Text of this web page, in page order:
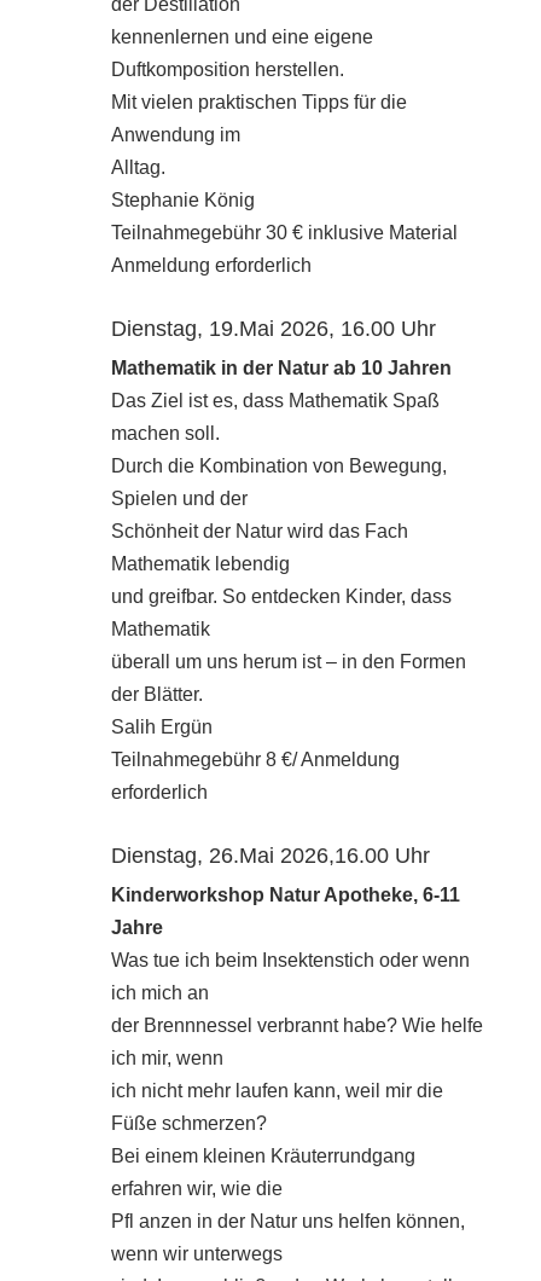
der Destillation
kennenlernen und eine eigene
Duftkomposition herstellen.
Mit vielen praktischen Tipps für die
Anwendung im
Alltag.
Stephanie König
Teilnahmegebühr 30 € inklusive Material
Anmeldung erforderlich
Dienstag, 19.Mai 2026, 16.00 Uhr
Mathematik in der Natur ab 10 Jahren
Das Ziel ist es, dass Mathematik Spaß
machen soll.
Durch die Kombination von Bewegung,
Spielen und der
Schönheit der Natur wird das Fach
Mathematik lebendig
und greifbar. So entdecken Kinder, dass
Mathematik
überall um uns herum ist – in den Formen
der Blätter.
Salih Ergün
Teilnahmegebühr 8 €/ Anmeldung
erforderlich
Dienstag, 26.Mai 2026,16.00 Uhr
Kinderworkshop Natur Apotheke, 6-11
Jahre
Was tue ich beim Insektenstich oder wenn
ich mich an
der Brennnessel verbrannt habe? Wie helfe
ich mir, wenn
ich nicht mehr laufen kann, weil mir die
Füße schmerzen?
Bei einem kleinen Kräuterrundgang
erfahren wir, wie die
Pfl anzen in der Natur uns helfen können,
wenn wir unterwegs